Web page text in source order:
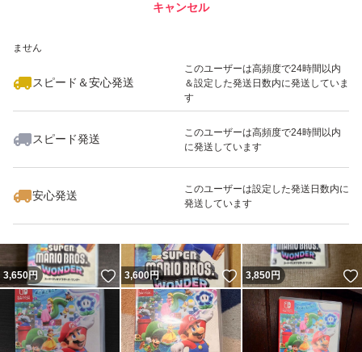
ません
スピード＆安心発送
このユーザーは高頻度で24時間以内
＆設定した発送日数内に発送していま
す
スピード発送
このユーザーは高頻度で24時間以内
に発送しています
安心発送
このユーザーは設定した発送日数内に
発送しています
キャンセル
いいね！
3,780
3,650円 いいね！
3,600円 いいね！
3,850円